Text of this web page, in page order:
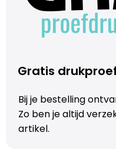
Trolleys
Promotietassen
Gratis
Bij je bestelling
Zo ben je altijd
artikel.